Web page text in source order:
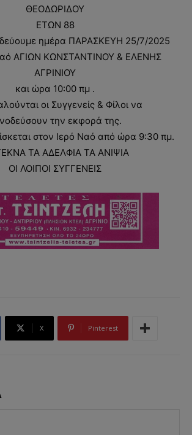
ΘΕΟΔΩΡΙΔΟΥ
ΕΤΩΝ 88
ημέρα ΠΑΡΑΣΚΕΥΗ 25/7/2025
ΑΓΙΩΝ ΚΩΝΣΤΑΝΤΙΝΟΥ & ΕΛΕΝΗΣ
ΑΓΡΙΝΙΟΥ
και ώρα 10:00 πμ .
οι Συγγενείς & Φίλοι να
την εκφορά της.
στον Ιερό Ναό από ώρα 9:30 πμ.
ΤΑ ΑΔΕΛΦΙΑ ΤΑ ΑΝΙΨΙΑ
ΟΙ ΛΟΙΠΟΙ ΣΥΓΓΕΝΕΙΣ
X Pinterest